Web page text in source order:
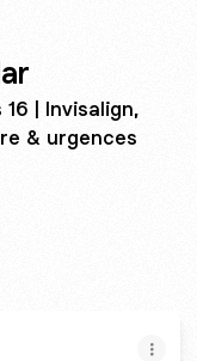
| Invisalign,
& urgences